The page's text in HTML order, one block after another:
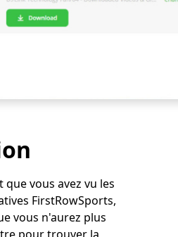
vous avez vu les
FirstRowSports,
vous n'aurez plus